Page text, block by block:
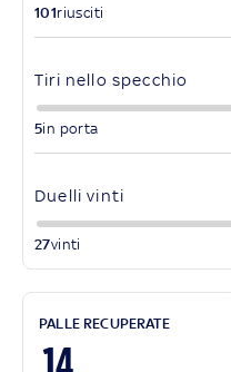
101riusciti
Tiri nello specchio
5in porta
Duelli vinti
27vinti
PALLE RECUPERATE